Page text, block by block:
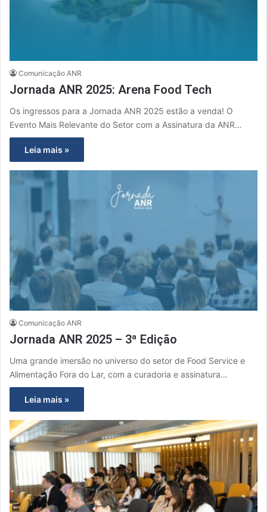
Comunicação ANR
Jornada ANR 2025: Arena Food Tech
Os ingressos para a Jornada ANR 2025 estão a venda! O
Evento Mais Relevante do Setor com a Assinatura da ANR…
Leia mais »
Comunicação ANR
Jornada ANR 2025 – 3ª Edição
Uma grande imersão no universo do setor de Food Service e
Alimentação Fora do Lar, com a curadoria e assinatura…
Leia mais »